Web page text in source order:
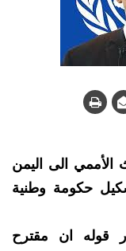
الى اليمن
حكومة وطنية
قوله ان مقترح